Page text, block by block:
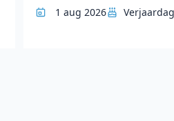
1 aug 2026
Verjaardag